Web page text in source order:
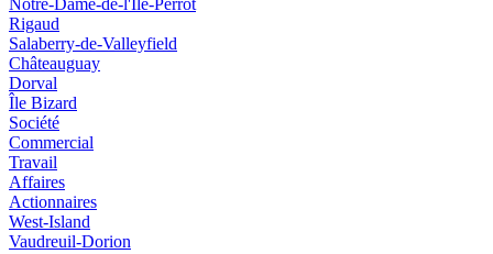
Notre-Dame-de-l'Île-Perrot
Rigaud
Salaberry-de-Valleyfield
Châteauguay
Dorval
Île Bizard
Société
Commercial
Travail
Affaires
Actionnaires
West-Island
Vaudreuil-Dorion